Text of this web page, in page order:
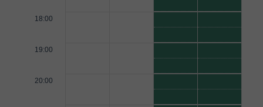
18:00
19:00
20:00